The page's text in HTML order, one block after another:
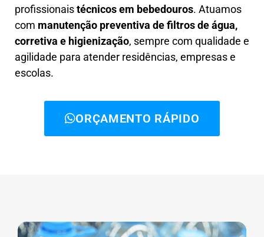
profissionaistécnicos em bebedouros. Atuamos
com manutenção preventiva de filtros de água,
corretiva e higienização, sempre com qualidade e
agilidade para atender residências, empresas e
escolas.
ORÇAMENTO RÁPIDO